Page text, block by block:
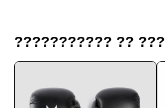
??????????? ?? ???